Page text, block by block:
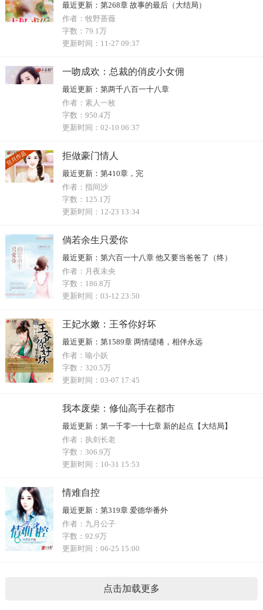
最近更新： 第268章 故事的最后（大结局）
作者： 牧野蔷薇
字数： 79.1万
更新时间： 11-27 09:37
一吻成欢：总裁的俏皮小女佣
最近更新： 第两千八百一十八章
作者： 素人一枚
字数： 950.4万
更新时间： 02-10 06:37
拒做豪门情人
最近更新： 第410章，完
作者： 指间沙
字数： 125.1万
更新时间： 12-23 13:34
倘若余生只爱你
最近更新： 第六百一十八章 他又要当爸爸了（终）
作者： 月夜未央
字数： 186.8万
更新时间： 03-12 23:50
王妃水嫩：王爷你好坏
最近更新： 第1589章 两情缱绻，相伴永远
作者： 喻小妖
字数： 320.5万
更新时间： 03-07 17:45
我本废柴：修仙高手在都市
最近更新： 第一千零一十七章 新的起点【大结局】
作者： 执剑长老
字数： 306.9万
更新时间： 10-31 15:53
情难自控
最近更新： 第319章 爱德华番外
作者： 九月公子
字数： 92.9万
更新时间： 06-25 15:00
点击加载更多